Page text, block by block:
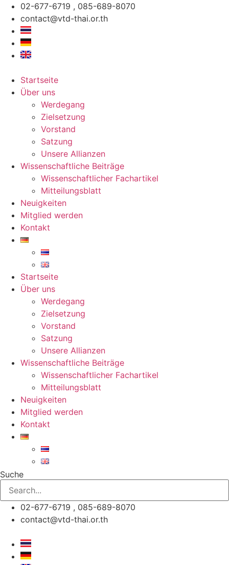
Zum
Inhalt
springen
02-677-6719 , 085-689-8070
contact@vtd-thai.or.th
Startseite
Über uns
Werdegang
Zielsetzung
Vorstand
Satzung
Unsere Allianzen
Wissenschaftliche Beiträge
Wissenschaftlicher Fachartikel
Mitteilungsblatt
Neuigkeiten
Mitglied werden
Kontakt
Startseite
Über uns
Werdegang
Zielsetzung
Vorstand
Satzung
Unsere Allianzen
Wissenschaftliche Beiträge
Wissenschaftlicher Fachartikel
Mitteilungsblatt
Neuigkeiten
Mitglied werden
Kontakt
Suche
02-677-6719 , 085-689-8070
contact@vtd-thai.or.th